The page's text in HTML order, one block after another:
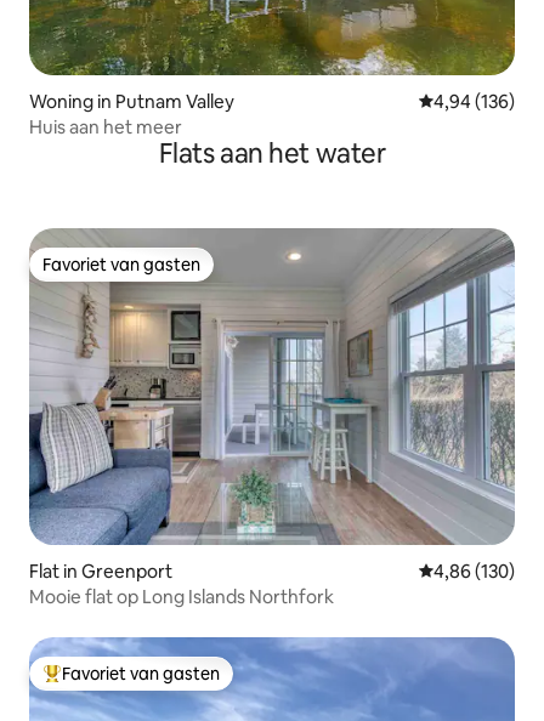
Woning in Putnam Valley Gemiddelde
4,94 (136)
Huis aan het meer
Flats aan het water
Favoriet van gasten
Favoriet van gasten
Flat in Greenport Gemiddelde
4,86 (130)
Mooie flat op Long Islands Northfork
Topfavoriet van gasten
Favoriet van gasten